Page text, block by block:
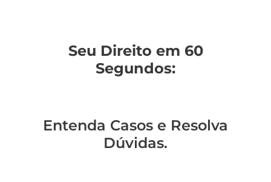
Seu Direito em 60
Segundos:
Entenda Casos e Resolva
Dúvidas.